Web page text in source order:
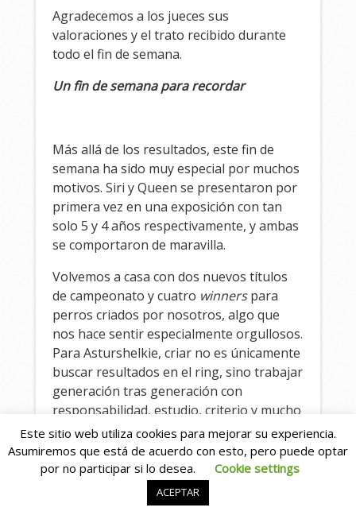
Agradecemos a los jueces sus
valoraciones y el trato recibido durante
todo el fin de semana.
Un fin de semana para recordar
Más allá de los resultados, este fin de
semana ha sido muy especial por muchos
motivos. Siri y Queen se presentaron por
primera vez en una exposición con tan
solo 5 y 4 años respectivamente, y ambas
se comportaron de maravilla.
Volvemos a casa con dos nuevos títulos
de campeonato y cuatro winnerspara
perros criados por nosotros, algo que
nos hace sentir especialmente orgullosos.
Para Asturshelkie, criar no es únicamente
buscar resultados en el ring, sino trabajar
generación tras generación con
responsabilidad, estudio, criterio y mucho
amor por la raza.
Detrás de cada resultado hay muchas
horas de trabajo, noches sin dormir,
decisiones meditadas, aprendizaje
Este sitio web utiliza cookies para mejorar su experiencia.
Asumiremos que está de acuerdo con esto, pero puede optar
por no participar si lo desea.
Cookie settings
ACEPTAR